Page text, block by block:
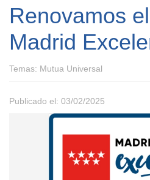
Renovamos
Madrid
Temas: Mutua Universal
Publicado el: 03/02/2025